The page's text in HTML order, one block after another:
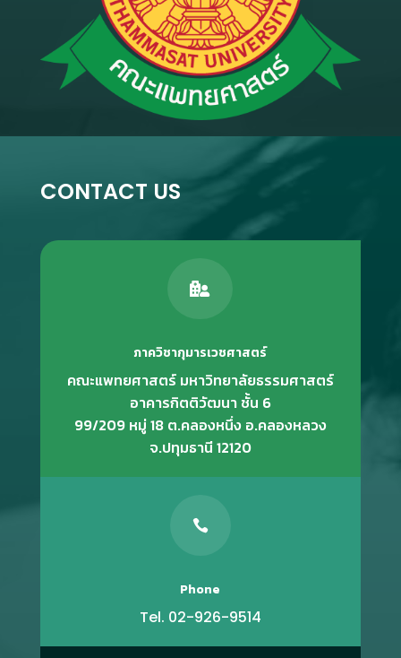
CONTACT US

ภาควิชากุมารเวชศาสตร์
คณะแพทยศาสตร์ มหาวิทยาลัยธรรมศาสตร์
อาคารกิตติวัฒนา ชั้น 6
99/209 หมู่ 18 ต.คลองหนึ่ง อ.คลองหลวง
จ.ปทุมธานี 12120

Phone
Tel. 02-926-9514